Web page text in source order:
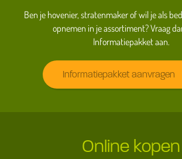
Ben je hovenier, stratenmaker of wil je als
opnemen in je assortiment? Vraag
Informatiepakket aan.
Informatiepakket aanvragen
Online kopen